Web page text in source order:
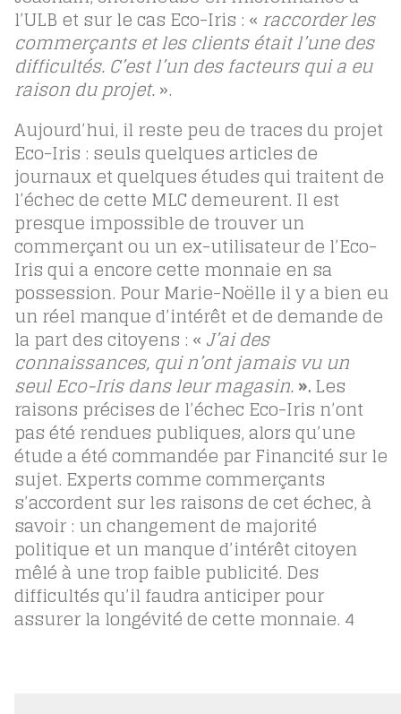
l’ULB et sur le cas Eco-Iris : « raccorder les
commerçants et les clients était l’une des
difficultés. C’est l’un des facteurs qui a eu
raison du projet.».
Aujourd’hui, il reste peu de traces du projet
Eco-Iris : seuls quelques articles de
journaux et quelques études qui traitent de
l’échec de cette MLC demeurent. Il est
presque impossible de trouver un
commerçant ou un ex-utilisateur de l’Eco-
Iris qui a encore cette monnaie en sa
possession. Pour Marie-Noëlle il y a bien eu
un réel manque d’intérêt et de demande de
la part des citoyens : « J’ai des
connaissances, qui n’ont jamais vu un
seul Eco-Iris dans leur magasin.».Les
raisons précises de l’échec Eco-Iris n’ont
pas été rendues publiques, alors qu’une
étude a été commandée par Financité sur le
sujet. Experts comme commerçants
s’accordent sur les raisons de cet échec, à
savoir : un changement de majorité
politique et un manque d’intérêt citoyen
mêlé à une trop faible publicité. Des
difficultés qu’il faudra anticiper pour
assurer la longévité de cette monnaie. 4